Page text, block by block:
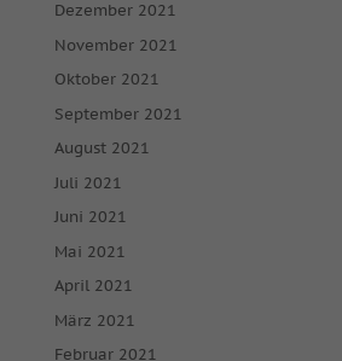
Dezember 2021
November 2021
Oktober 2021
September 2021
August 2021
Juli 2021
Juni 2021
Mai 2021
April 2021
März 2021
Februar 2021